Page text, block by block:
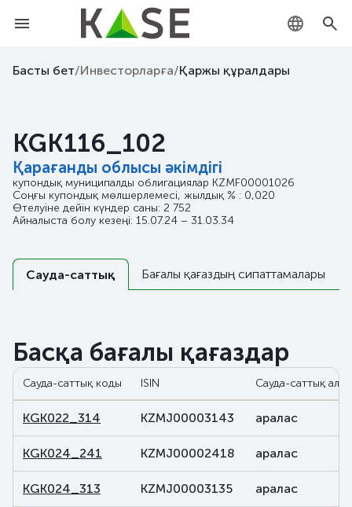
KZ
Басты бет/Инвесторларға/Қаржы құралдары
KGK116_102
Қарағанды облысы әкімдігі
купондық муниципалды облигациялар KZMF00001026
Соңғы купондық мөлшерлемесі, жылдық % : 0,020
Өтелуіне дейін күндер саны: 2 752
Айналыста болу кезеңі: 15.07.24 – 31.03.34
Сауда-саттық Бағалы қағаздың сипаттамалары
Басқа бағалы қағаздар
Сауда-саттық коды ISIN Сауда-саттық алаң
KGK022_314 KZMJ00003143 аралас
KGK024_241 KZMJ00002418 аралас
KGK024_313 KZMJ00003135 аралас